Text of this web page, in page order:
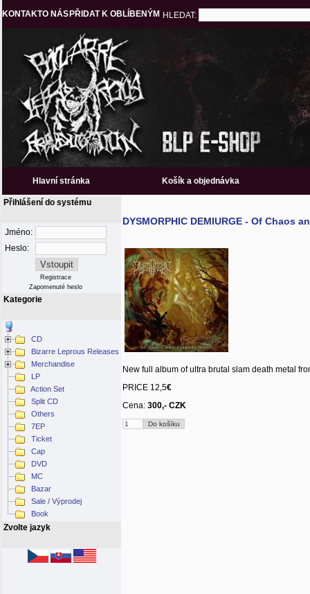
KONTAKTO NÁS PŘIDAT K OBLÍBENÝM HLEDAT:
Hlavní stránka Košík a objednávka
Přihlášení do systému
Jméno:
Heslo:
Registrace
Zapomenuté heslo
Kategorie
CD
Bizarre Leprous Releases
Merchandise
LP
Action Set
Split CD
Others
7EP
Ticket
Cap
DVD
MC
Bazar
Sale / Výprodej
Book
Zvolte jazyk
DYSMORPHIC DEMIURGE - Of Chaos
New full album of ultra brutal slam death metal
PRICE 12,5€
Cena: 300,- CZK